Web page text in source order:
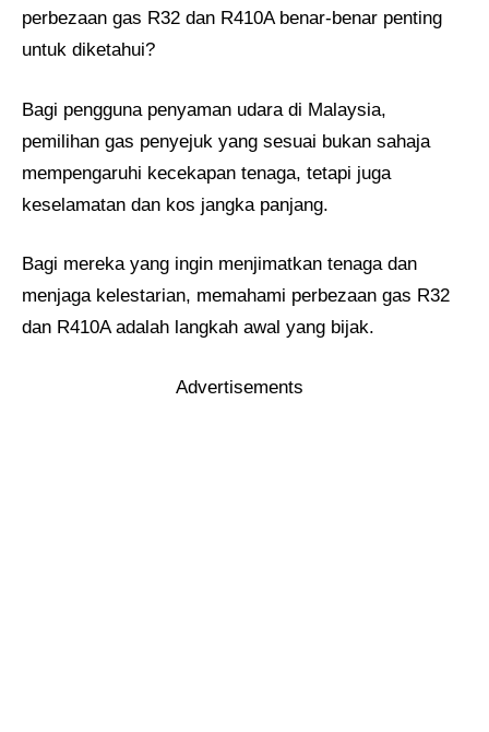
perbezaan gas R32 dan R410A benar-benar penting
untuk diketahui?
Bagi pengguna penyaman udara di Malaysia,
pemilihan gas penyejuk yang sesuai bukan sahaja
mempengaruhi kecekapan tenaga, tetapi juga
keselamatan dan kos jangka panjang.
Bagi mereka yang ingin menjimatkan tenaga dan
menjaga kelestarian, memahami perbezaan gas R32
dan R410A adalah langkah awal yang bijak.
Advertisements